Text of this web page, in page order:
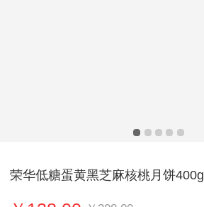
荣华低糖蛋黄黑芝麻核桃月饼400g